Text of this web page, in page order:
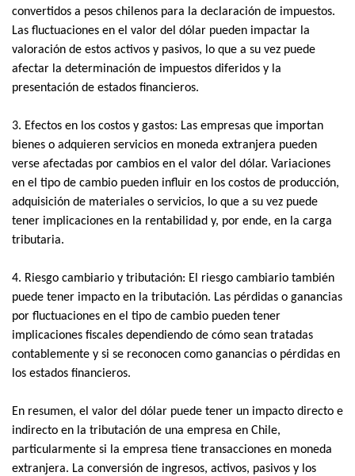
convertidos a pesos chilenos para la declaración de impuestos.
Las fluctuaciones en el valor del dólar pueden impactar la
valoración de estos activos y pasivos, lo que a su vez puede
afectar la determinación de impuestos diferidos y la
presentación de estados financieros.
3. Efectos en los costos y gastos: Las empresas que importan
bienes o adquieren servicios en moneda extranjera pueden
verse afectadas por cambios en el valor del dólar. Variaciones
en el tipo de cambio pueden influir en los costos de producción,
adquisición de materiales o servicios, lo que a su vez puede
tener implicaciones en la rentabilidad y, por ende, en la carga
tributaria.
4. Riesgo cambiario y tributación: El riesgo cambiario también
puede tener impacto en la tributación. Las pérdidas o ganancias
por fluctuaciones en el tipo de cambio pueden tener
implicaciones fiscales dependiendo de cómo sean tratadas
contablemente y si se reconocen como ganancias o pérdidas en
los estados financieros.
En resumen, el valor del dólar puede tener un impacto directo e
indirecto en la tributación de una empresa en Chile,
particularmente si la empresa tiene transacciones en moneda
extranjera. La conversión de ingresos, activos, pasivos y los